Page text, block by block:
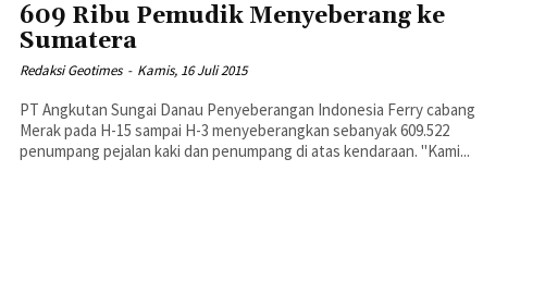
609 Ribu Pemudik Menyeberang ke
Sumatera
Redaksi Geotimes - Kamis, 16 Juli 2015
PT Angkutan Sungai Danau Penyeberangan Indonesia Ferry cabang
Merak pada H-15 sampai H-3 menyeberangkan sebanyak 609.522
penumpang pejalan kaki dan penumpang di atas kendaraan. "Kami...